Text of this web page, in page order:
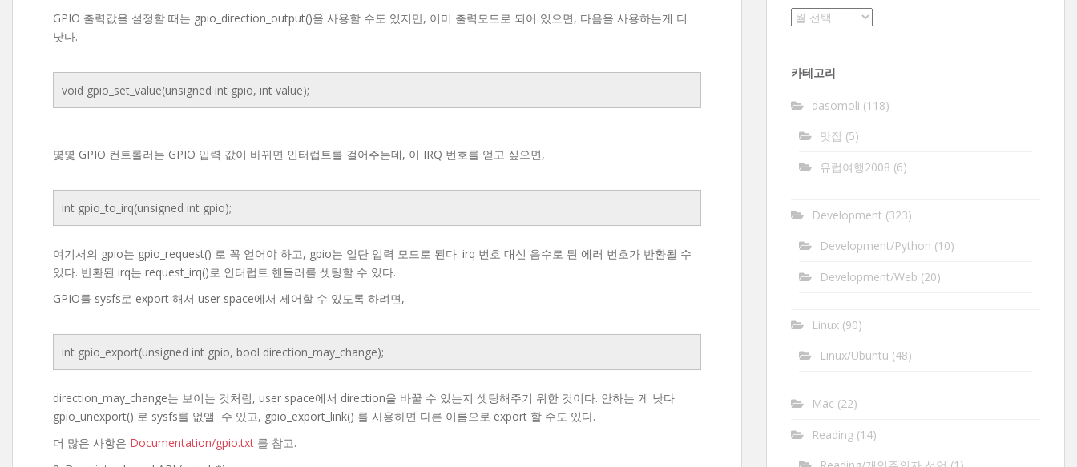
GPIO 출력값을 설정할 때는 gpio_direction_output()을 사용할 수도 있지만, 이미 출력모드로 되어 있으면, 다음을 사용하는게 더
낫다.
void gpio_set_value(unsigned int gpio, int value);
몇몇 GPIO 컨트롤러는 GPIO 입력 값이 바뀌면 인터럽트를 걸어주는데, 이 IRQ 번호를 얻고 싶으면,
int gpio_to_irq(unsigned int gpio);
여기서의 gpio는 gpio_request() 로 꼭 얻어야 하고, gpio는 일단 입력 모드로 된다. irq 번호 대신 음수로 된 에러 번호가 반환될 수
있다. 반환된 irq는 request_irq()로 인터럽트 핸들러를 셋팅할 수 있다.
GPIO를 sysfs로 export 해서 user space에서 제어할 수 있도록 하려면,
int gpio_export(unsigned int gpio, bool direction_may_change);
direction_may_change는 보이는 것처럼, user space에서 direction을 바꿀 수 있는지 셋팅해주기 위한 것이다. 안하는 게 낫다.
gpio_unexport() 로 sysfs를 없앨 수 있고, gpio_export_link() 를 사용하면 다른 이름으로 export 할 수도 있다.
더 많은 사항은 Documentation/gpio.txt 를 참고.
보
카테고리
dasomoli (118)
맛집 (5)
유럽여행2008 (6)
Development (323)
Development/Python (10)
Development/Web (20)
Linux(90)
Linux/Ubuntu (48)
Mac (22)
Reading(14)